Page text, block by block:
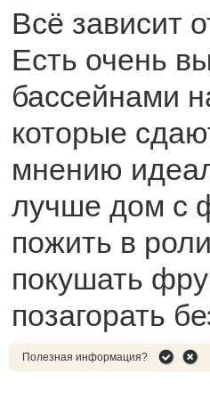
Всё зависит
Есть очень
бассейнами
которые
мнению
лучше дом с
пожить в
покушать
позагорать
Полезная информация?